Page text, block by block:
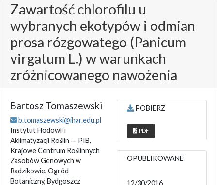
Zawartość chlorofilu u
wybranych ekotypów i odmian
prosa rózgowatego (Panicum
virgatum L.) w warunkach
zróżnicowanego nawożenia
Bartosz Tomaszewski
b.tomaszewski@ihar.edu.pl
Instytut Hodowli i
Aklimatyzacji Roślin — PIB,
Krajowe Centrum Roślinnych
Zasobów Genowych w
Radzikowie, Ogród
Botaniczny, Bydgoszcz
POBIERZ
PDF
OPUBLIKOWANE
12/30/2016